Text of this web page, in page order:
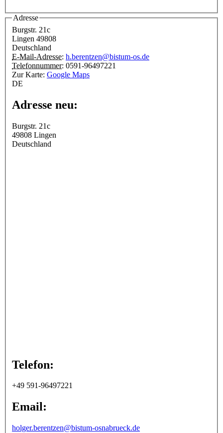
Adresse
Burgstr. 21c
Lingen 49808
Deutschland
E-Mail-Adresse: h.berentzen@bistum-os.de
Telefonnummer: 0591-96497221
Zur Karte: Google Maps
DE
Adresse neu:
Burgstr. 21c
49808 Lingen
Deutschland
Telefon:
+49 591-96497221
Email:
holger.berentzen@bistum-osnabrueck.de